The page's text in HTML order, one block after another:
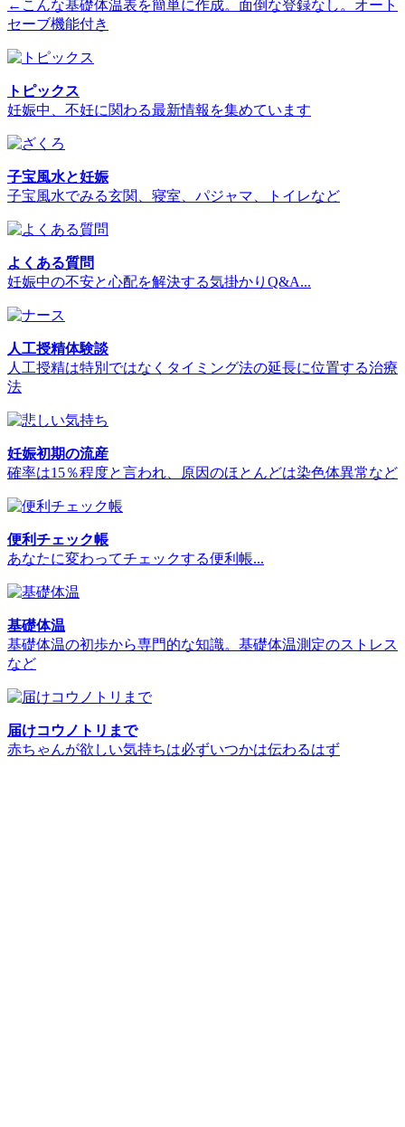
←こんな基礎体温表を簡単に作成。面倒な登録なし。オート
セーブ機能付き
トピックス
妊娠中、不妊に関わる最新情報を集めています
子宝風水と妊娠
子宝風水でみる玄関、寝室、パジャマ、トイレなど
よくある質問
妊娠中の不安と心配を解決する気掛かりQ&A...
人工授精体験談
人工授精は特別ではなくタイミング法の延長に位置する治療
法
妊娠初期の流産
確率は15％程度と言われ、原因のほとんどは染色体異常など
便利チェック帳
あなたに変わってチェックする便利帳...
基礎体温
基礎体温の初歩から専門的な知識。基礎体温測定のストレス
など
届けコウノトリまで
赤ちゃんが欲しい気持ちは必ずいつかは伝わるはず